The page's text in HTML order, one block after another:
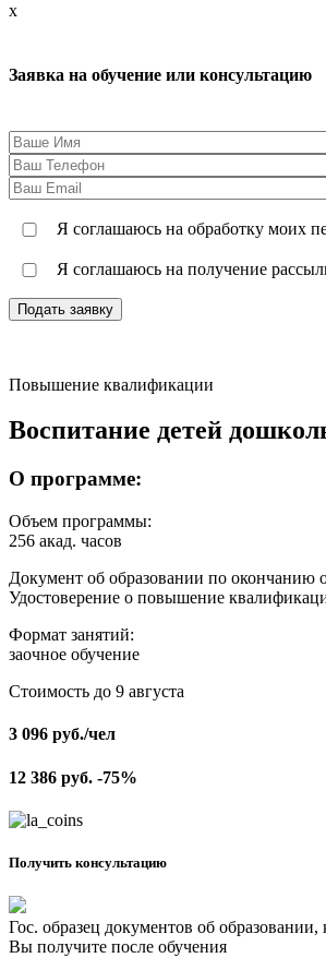
x
Заявка на обучение или консультацию
Я соглашаюсь на обработку моих
Я соглашаюсь на получение
Подать заявку
Повышение квалификации
Воспитание детей
О программе:
Объем программы:
256 акад. часов
Документ об образовании по окончанию
Удостоверение о повышение
Формат занятий:
заочное обучение
Стоимость до 9 августа
3 096 руб./чел
12 386 руб. -75%
Получить консультацию
Гос. образец документов об образовании,
Вы получите после обучения